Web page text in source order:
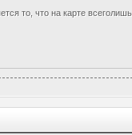
то, что на карте